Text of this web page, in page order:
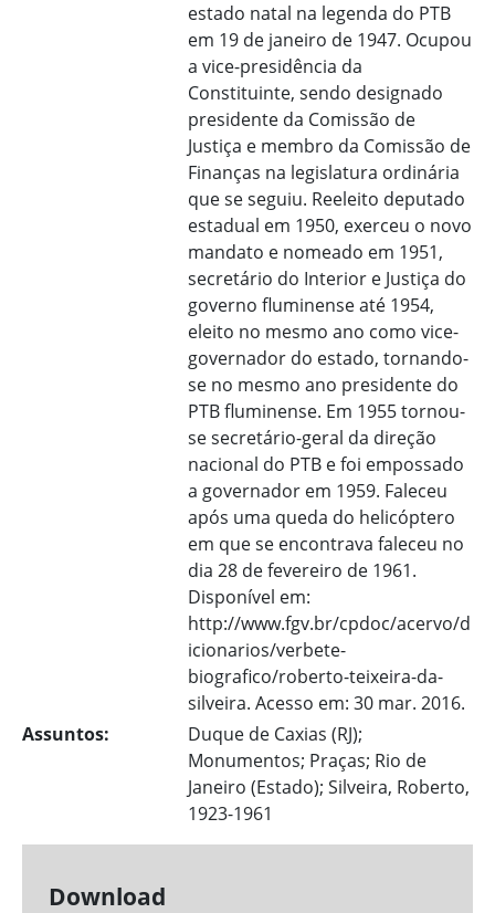
estado natal na legenda do PTB
em 19 de janeiro de 1947. Ocupou
a vice-presidência da
Constituinte, sendo designado
presidente da Comissão de
Justiça e membro da Comissão de
Finanças na legislatura ordinária
que se seguiu. Reeleito deputado
estadual em 1950, exerceu o novo
mandato e nomeado em 1951,
secretário do Interior e Justiça do
governo fluminense até 1954,
eleito no mesmo ano como vice-
governador do estado, tornando-
se no mesmo ano presidente do
PTB fluminense. Em 1955 tornou-
se secretário-geral da direção
nacional do PTB e foi empossado
a governador em 1959. Faleceu
após uma queda do helicóptero
em que se encontrava faleceu no
dia 28 de fevereiro de 1961.
Disponível em:
http://www.fgv.br/cpdoc/acervo/d
icionarios/verbete-
biografico/roberto-teixeira-da-
silveira. Acesso em: 30 mar. 2016.
Assuntos:
Duque de Caxias (RJ);
Monumentos; Praças; Rio de
Janeiro (Estado); Silveira, Roberto,
1923-1961
Download